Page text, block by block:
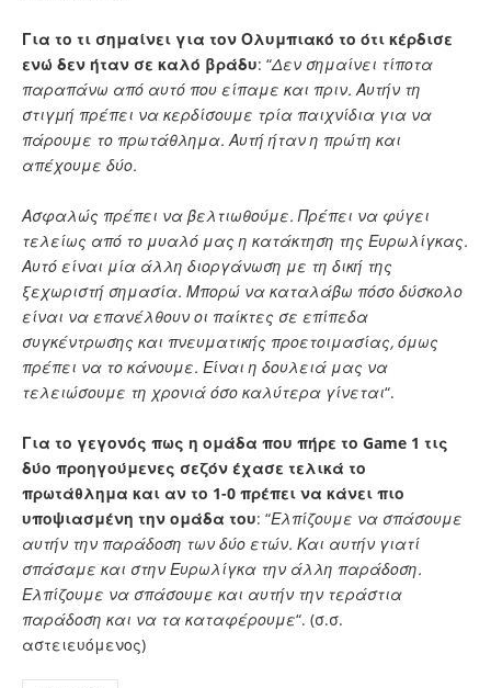
Για το τι σημαίνει για τον Ολυμπιακό το ότι κέρδισε
ενώ δεν ήταν σε καλό βράδυ: “Δεν σημαίνει τίποτα
παραπάνω από αυτό που είπαμε και πριν. Αυτήν τη
στιγμή πρέπει να κερδίσουμε τρία παιχνίδια για να
πάρουμε το πρωτάθλημα. Αυτή ήταν η πρώτη και
απέχουμε δύο.
Ασφαλώς πρέπει να βελτιωθούμε. Πρέπει να φύγει
τελείως από το μυαλό μας η κατάκτηση της Ευρωλίγκας.
Αυτό είναι μία άλλη διοργάνωση με τη δική της
ξεχωριστή σημασία. Μπορώ να καταλάβω πόσο δύσκολο
είναι να επανέλθουν οι παίκτες σε επίπεδα
συγκέντρωσης και πνευματικής προετοιμασίας, όμως
πρέπει να το κάνουμε. Είναι η δουλειά μας να
τελειώσουμε τη χρονιά όσο καλύτερα γίνεται“.
Για το γεγονός πως η ομάδα που πήρε το Game 1 τις
δύο προηγούμενες σεζόν έχασε τελικά το
πρωτάθλημα και αν το 1-0 πρέπει να κάνει πιο
υποψιασμένη την ομάδα του: “Ελπίζουμε να σπάσουμε
αυτήν την παράδοση των δύο ετών. Και αυτήν γιατί
σπάσαμε και στην Ευρωλίγκα την άλλη παράδοση.
Ελπίζουμε να σπάσουμε και αυτήν την τεράστια
παράδοση και να τα καταφέρουμε“. (σ.σ.
αστειευόμενος)